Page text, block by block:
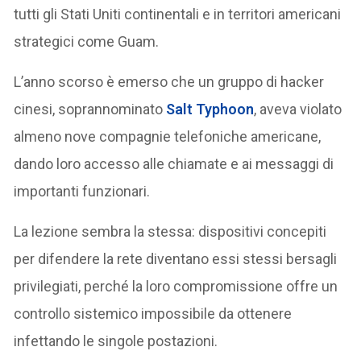
tutti gli Stati Uniti continentali e in territori americani
strategici come Guam.
L’anno scorso è emerso che un gruppo di hacker
cinesi, soprannominato Salt Typhoon, aveva violato
almeno nove compagnie telefoniche americane,
dando loro accesso alle chiamate e ai messaggi di
importanti funzionari.
La lezione sembra la stessa: dispositivi concepiti
per difendere la rete diventano essi stessi bersagli
privilegiati, perché la loro compromissione offre un
controllo sistemico impossibile da ottenere
infettando le singole postazioni.